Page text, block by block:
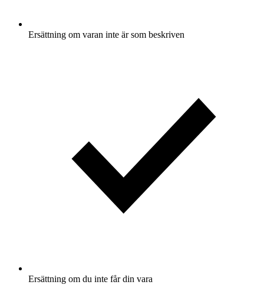
Ersättning om varan inte är som beskriven
Ersättning om du inte får din vara